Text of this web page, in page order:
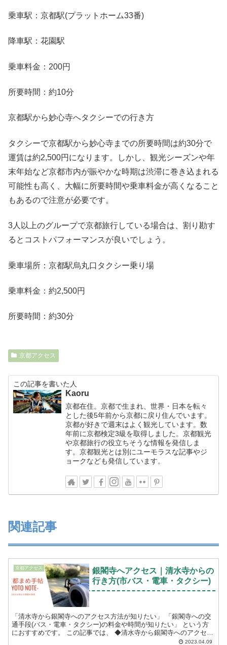
乗車駅：京都駅(プラットホーム33番)
降車駅：花園駅
乗車料金：200円
所要時間：約10分
京都駅から妙心寺へタクシーでの行き方
タクシーで京都駅から妙心寺までの所要時間は約30分で
運賃は約2,500円になります。しかし、観光シーズンや年
末年始など京都市内が賑やかな時期は渋滞に巻き込まれる
可能性も高く、大幅に所要時間や乗車料金が高くなること
もあるので注意が必要です。
3人以上のグループで京都旅行している場合は、割り勘す
るとコストパフォーマンスが良いでしょう。
乗車場所：京都駅烏丸口タクシー乗り場
乗車料金：約2,500円
所要時間：約30分
京都アクセス
この記事を書いた人
Kaoru
京都在住。京都で生まれ、世界・日本を転々
とした後5年前から京都に戻り住んでいます。
京都が好きで週末はよく観光しています。数
年前に京都検定3級を取得しました。京都観光
や京都旅行の役立ちそうな情報を発信しま
す。京都観光とは別にユーモラスな記事やジ
ョークなども発信しています。
関連記事
京都アクセス
銀閣寺へアクセス｜清水寺からの
行き方(市バス・電車・タクシー)
「清水寺から銀閣寺へのアクセス方法が知りたい」 「銀閣寺への交
通手段(バス・電車・タクシー)の料金や時間が知りたい」 という方
におすすめです。 この記事では、 ◆清水寺から銀閣寺へのアクセス
2023.04.09